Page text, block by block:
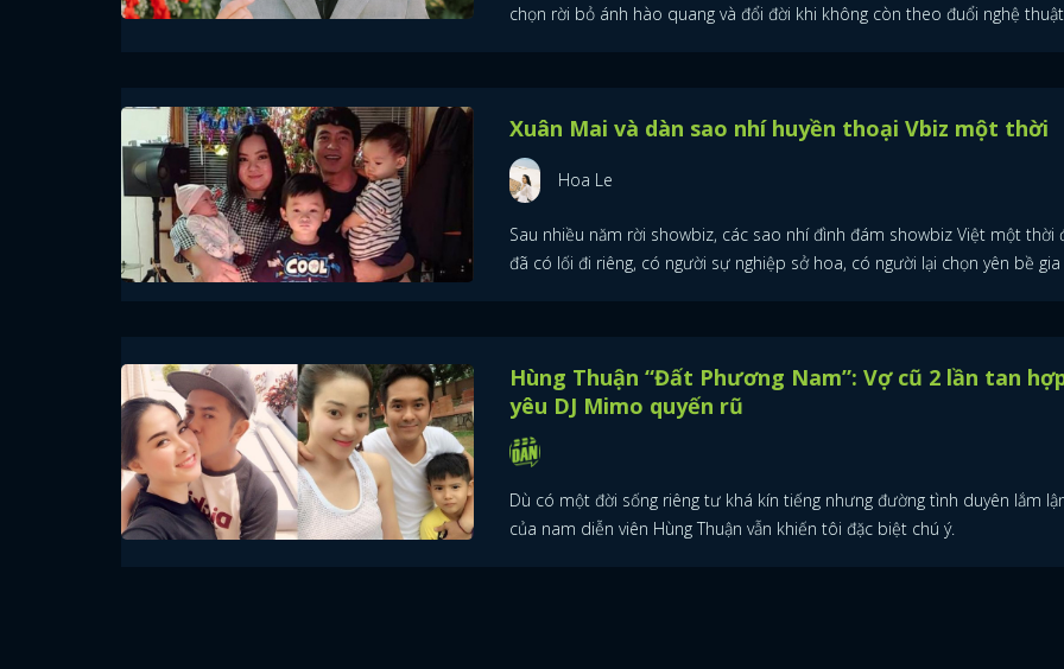
chọn rời bỏ ánh hào quang và đổi đời khi không còn theo đuổi nghệ
Xuân Mai và dàn sao nhí huyền thoại Vbiz một thời
Hoa Le
Sau nhiều năm rời showbiz, các sao nhí đình đám showbiz Việt một thời
đã có lối đi riêng, có người sự nghiệp sở hoa, có người lại chọn yên bề
Hùng Thuận “Đất Phương Nam”: Vợ cũ 2 lần tan
yêu DJ Mimo quyến rũ
Dù có một đời sống riêng tư khá kín tiếng nhưng đường tình duyên lắm
của nam diễn viên Hùng Thuận vẫn khiến tôi đặc biệt chú ý.